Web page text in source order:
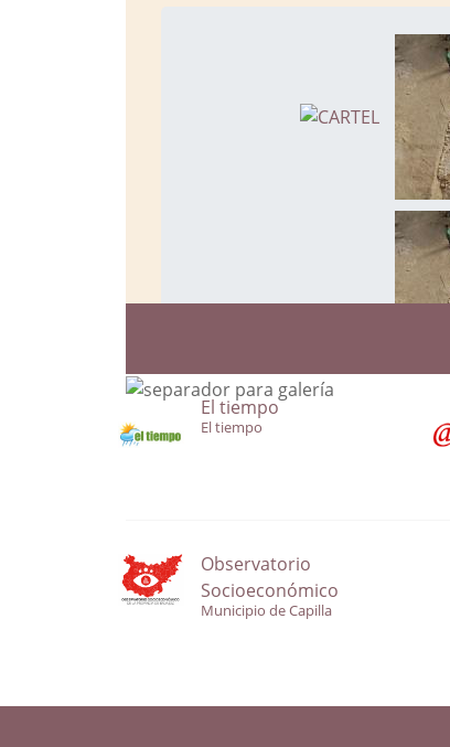
El tiempo
El tiempo
Observatorio
Socioeconómico
Municipio de Capilla